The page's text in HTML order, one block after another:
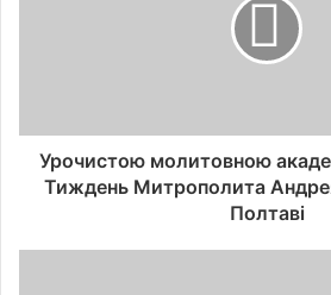
Урочистою молитовною
Тиждень Митрополита
Полтаві